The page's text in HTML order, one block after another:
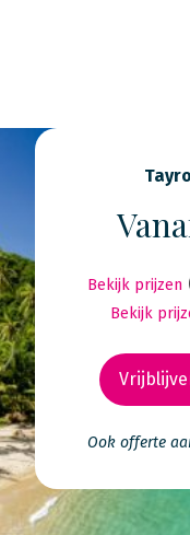
Bekijk prijzen
Bekijk
Ook offerte